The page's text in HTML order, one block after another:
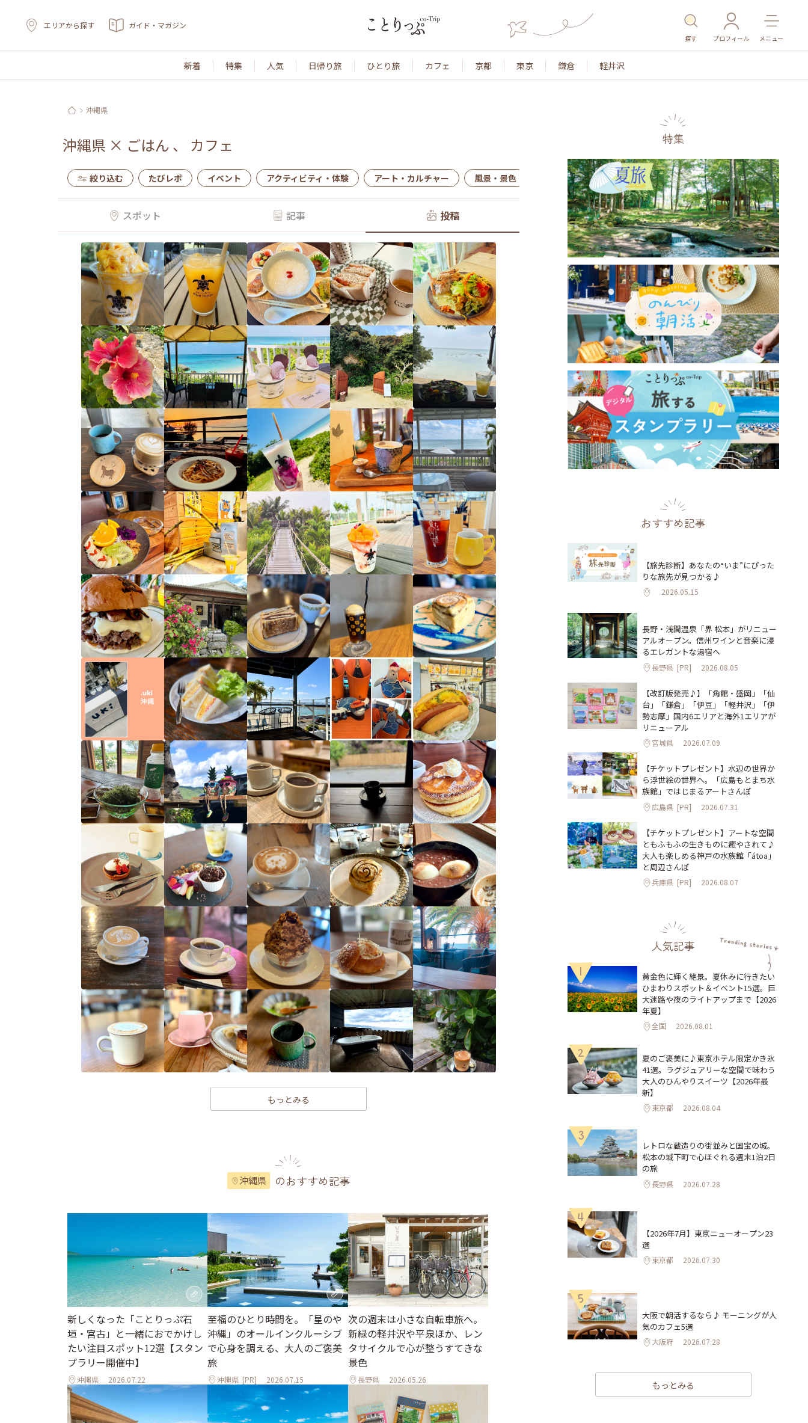
エリアから探す ガイド・マガジン
探す プロフィール メニュー
新着 特集 人気 日帰り旅 ひとり旅 カフェ 京都 東京 鎌倉 軽井沢
沖縄県
沖縄県 × ごはん 、 カフェ
絞り込む たびレポ イベント アクティビティ・体験 アート・カルチャー 風景・景色 名所・旧跡 温泉・スパ その他施設 ごはん
スポット 記事 投稿
もっとみる
沖縄県 のおすすめ記事
新しくなった「ことりっぷ石
垣・宮古」と一緒におでかけし
たい注目スポット12選【スタン
プラリー開催中】
沖縄県 2026.07.22
至福のひとり時間を。「星のや
沖縄」のオールインクルーシブ
で心身を調える、大人のご褒美
旅
沖縄県 [PR] 2026.07.15
次の週末は小さな自転車旅へ。
新緑の軽井沢や平泉ほか、レン
タサイクルで心が整うすてきな
景色
長野県 2026.05.26
特集
おすすめ記事
【旅先診断】あなたの“いま”にぴった
りな旅先が見つかる♪
2026.05.15
長野・浅間温泉「界 松本」がリニュー
アルオープン。信州ワインと音楽に浸
るエレガントな湯宿へ
長野県 [PR] 2026.08.05
【改訂版発売♪】「角館・盛岡」「仙
台」「鎌倉」「伊豆」「軽井沢」「伊
勢志摩」国内6エリアと海外1エリアが
リニューアル
宮城県 2026.07.09
【チケットプレゼント】水辺の世界か
ら浮世絵の世界へ。「広島もとまち水
族館」ではじまるアートさんぽ
広島県 [PR] 2026.07.31
【チケットプレゼント】アートな空間
ともふもふの生きものに癒やされて♪
大人も楽しめる神戸の水族館「átoa」
と周辺さんぽ
兵庫県 [PR] 2026.08.07
人気記事
1
黄金色に輝く絶景。夏休みに行きたい
ひまわりスポット＆イベント15選。巨
大迷路や夜のライトアップまで【2026
年夏】
全国 2026.08.01
2
夏のご褒美に♪東京ホテル限定かき氷
41選。ラグジュアリーな空間で味わう
大人のひんやりスイーツ【2026年最
新】
東京都 2026.08.04
3
レトロな蔵造りの街並みと国宝の城。
松本の城下町で心ほぐれる週末1泊2日
の旅
長野県 2026.07.28
4
【2026年7月】東京ニューオープン23
選
東京都 2026.07.30
5
大阪で朝活するなら♪ モーニングが人
気のカフェ5選
大阪府 2026.07.28
もっとみる